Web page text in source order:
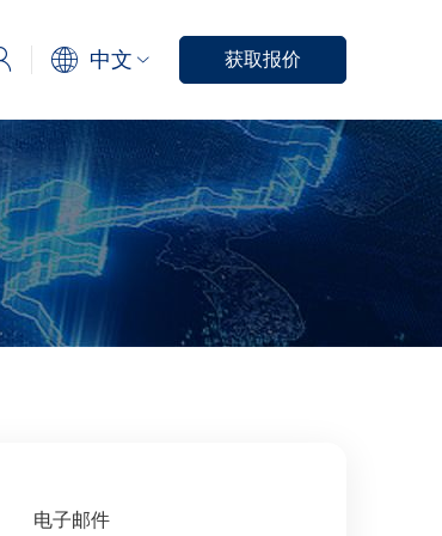
中文 获取报价